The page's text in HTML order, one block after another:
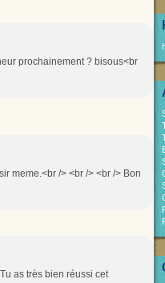
prochainement ? bisous<br
meme.<br /> <br /> <br /> Bon
as très bien réussi cet